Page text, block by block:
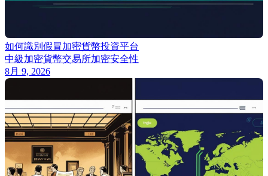
如何識別假冒加密貨幣投資平台
中級加密貨幣交易所加密安全性
8月 9, 2026